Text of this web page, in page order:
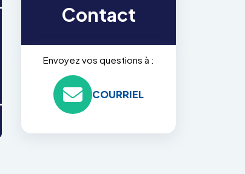
Contact
Envoyez vos questions à :
COURRIEL